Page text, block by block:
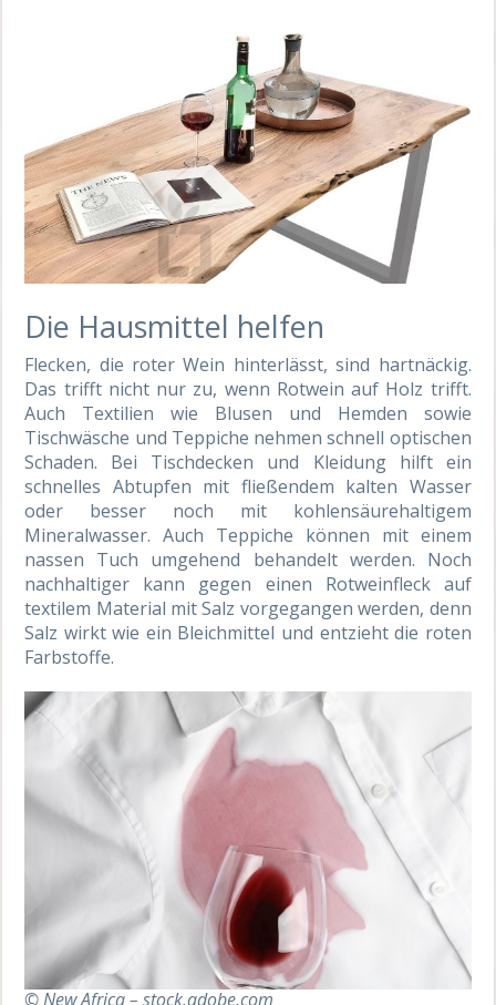
Die Hausmittel helfen
Flecken, die roter Wein hinterlässt, sind hartnäckig.
Das trifft nicht nur zu, wenn Rotwein auf Holz trifft.
Auch Textilien wie Blusen und Hemden sowie
Tischwäsche und Teppiche nehmen schnell optischen
Schaden. Bei Tischdecken und Kleidung hilft ein
schnelles Abtupfen mit fließendem kalten Wasser
oder besser noch mit kohlensäurehaltigem
Mineralwasser. Auch Teppiche können mit einem
nassen Tuch umgehend behandelt werden. Noch
nachhaltiger kann gegen einen Rotweinfleck auf
textilem Material mit Salz vorgegangen werden, denn
Salz wirkt wie ein Bleichmittel und entzieht die roten
Farbstoffe.
© New Africa – stock.adobe.com